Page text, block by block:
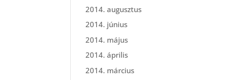
2014. augusztus
2014. június
2014. május
2014. április
2014. március